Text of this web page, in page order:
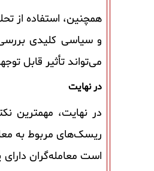
و سیاسی کلیدی بررسی
می‌تواند تأثیر قابل
در نهایت
ریسک‌های مربوط به
است معامله‌گران